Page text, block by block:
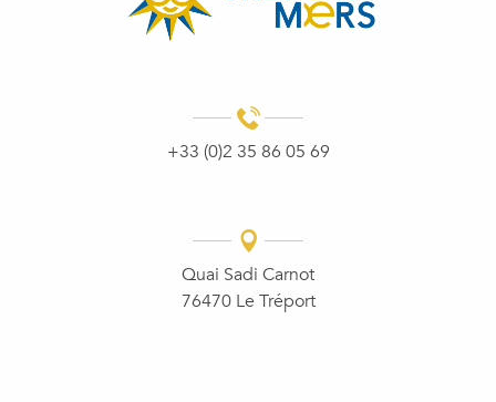
+33 (0)2 35 86 05 69
Quai Sadi Carnot
76470 Le Tréport